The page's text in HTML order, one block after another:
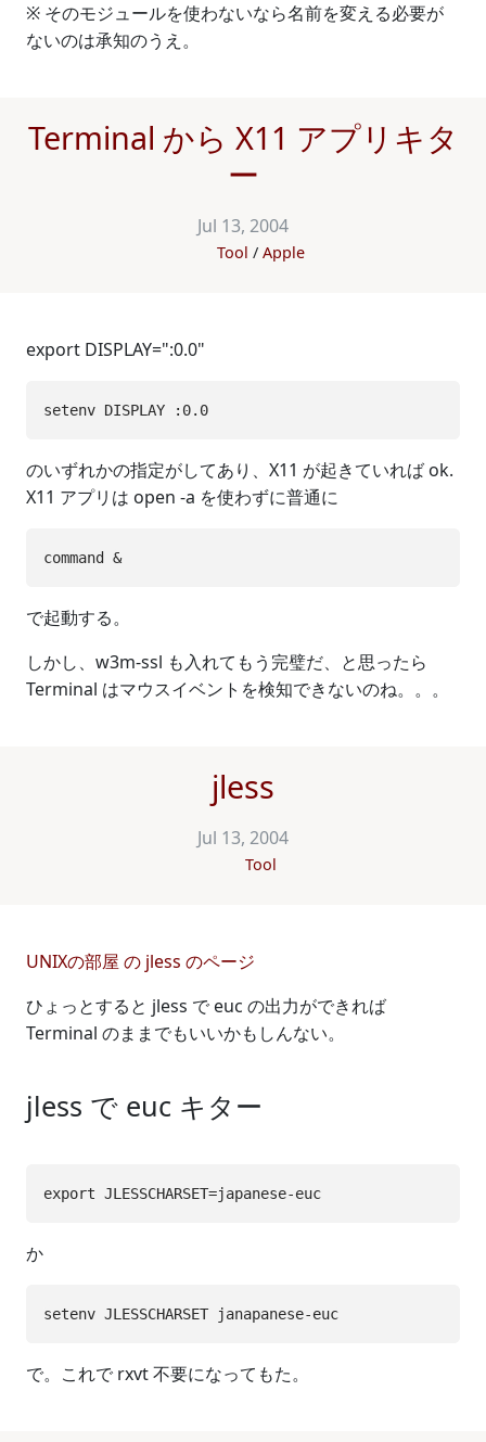
※ そのモジュールを使わないなら名前を変える必要が
ないのは承知のうえ。
Terminal から X11 アプリキタ
ー
Jul 13, 2004
Tool Apple
export DISPLAY=":0.0"
のいずれかの指定がしてあり、X11 が起きていれば ok.
X11 アプリは open -a を使わずに普通に
で起動する。
しかし、w3m-ssl も入れてもう完璧だ、と思ったら
Terminal はマウスイベントを検知できないのね。。。
jless
Jul 13, 2004
Tool
UNIXの部屋 の jless のページ
ひょっとすると jless で euc の出力ができれば
Terminal のままでもいいかもしんない。
jless で euc キター
か
で。これで rxvt 不要になってもた。